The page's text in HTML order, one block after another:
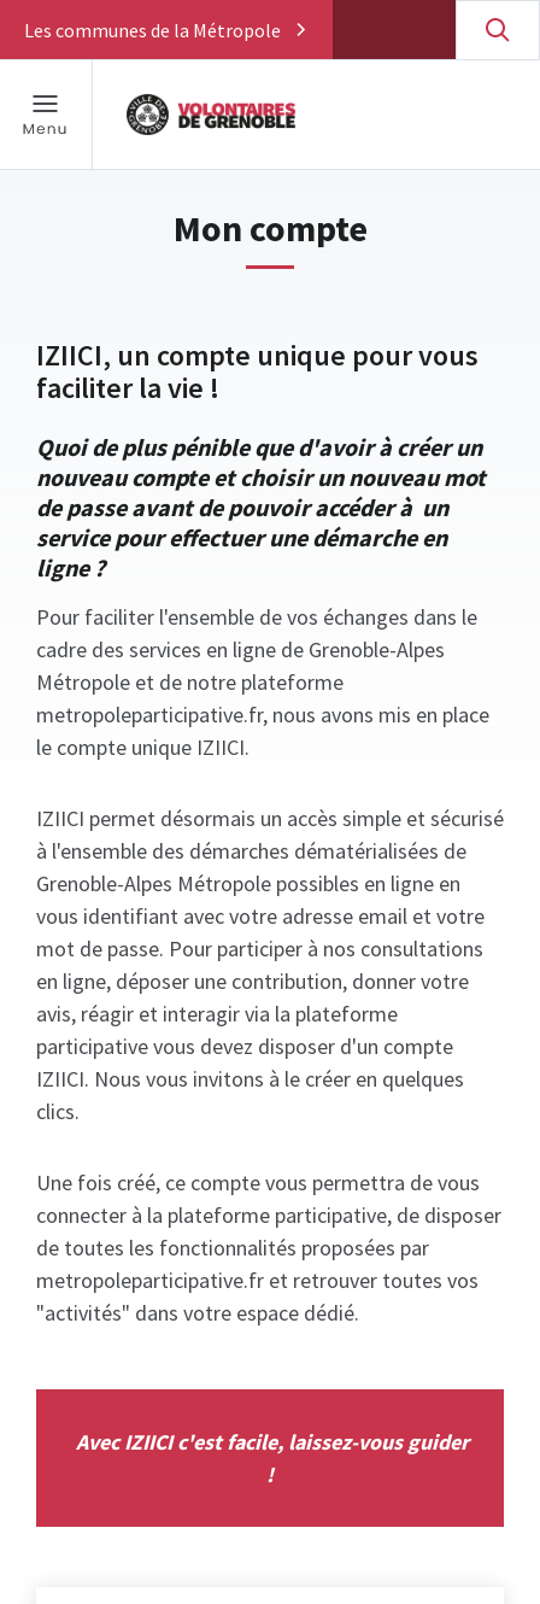
Les communes de la Métropole
Mon compte
IZIICI, un compte unique pour vous
faciliter la vie !
Quoi de plus pénible que d'avoir à créer un
nouveau compte et choisir un nouveau mot
de passe avant de pouvoir accéder à un
service pour effectuer une démarche en
ligne ?
Pour faciliter l'ensemble de vos échanges dans le
cadre des services en ligne de Grenoble-Alpes
Métropole et de notre plateforme
metropoleparticipative.fr, nous avons mis en place
le compte unique IZIICI.
IZIICI permet désormais un accès simple et sécurisé
à l'ensemble des démarches dématérialisées de
Grenoble-Alpes Métropole possibles en ligne en
vous identifiant avec votre adresse email et votre
mot de passe. Pour participer à nos consultations
en ligne, déposer une contribution, donner votre
avis, réagir et interagir via la plateforme
participative vous devez disposer d'un compte
IZIICI. Nous vous invitons à le créer en quelques
clics.
Une fois créé, ce compte vous permettra de vous
connecter à la plateforme participative, de disposer
de toutes les fonctionnalités proposées par
metropoleparticipative.fr et retrouver toutes vos
"activités" dans votre espace dédié.
Avec IZIICI c'est facile, laissez-vous guider
!